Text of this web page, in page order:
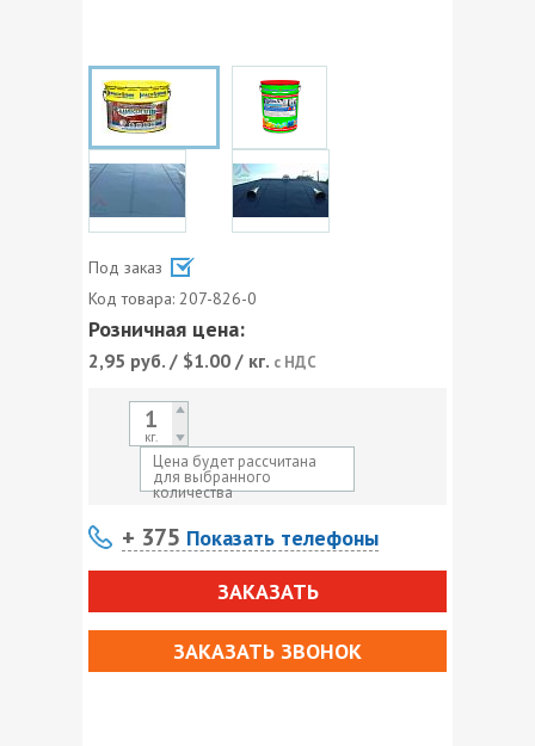
Под заказ
Код товара: 207-826-0
Розничная цена:
2,95 руб. / $1.00 / кг. с НДС
кг.
Цена будет рассчитана
для выбранного
количества
+ 375 Показать телефоны
ЗАКАЗАТЬ
ЗАКАЗАТЬ ЗВОНОК